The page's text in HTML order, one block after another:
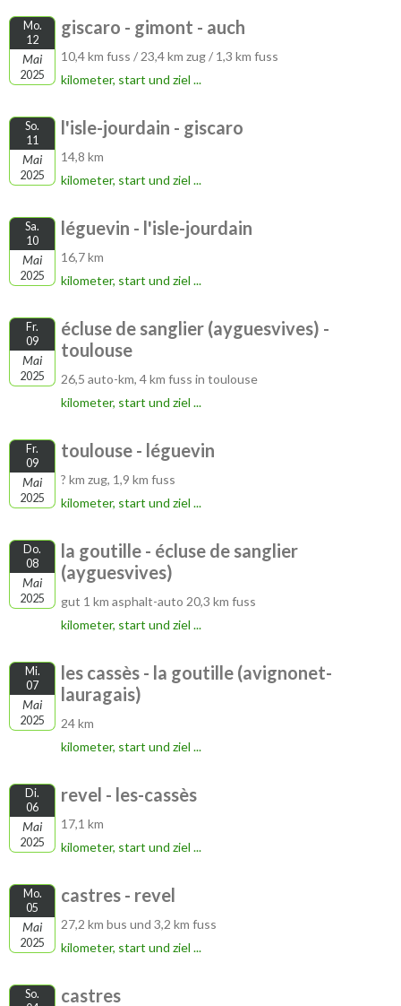
Mo.
12
Mai
2025
giscaro - gimont - auch
10,4 km fuss / 23,4 km zug / 1,3 km fuss
kilometer, start und ziel ...
So.
11
Mai
2025
l'isle-jourdain - giscaro
14,8 km
kilometer, start und ziel ...
Sa.
10
Mai
2025
léguevin - l'isle-jourdain
16,7 km
kilometer, start und ziel ...
Fr.
09
Mai
2025
écluse de sanglier (ayguesvives) -
toulouse
26,5 auto-km, 4 km fuss in toulouse
kilometer, start und ziel ...
Fr.
09
Mai
2025
toulouse - léguevin
? km zug, 1,9 km fuss
kilometer, start und ziel ...
Do.
08
Mai
2025
la goutille - écluse de sanglier
(ayguesvives)
gut 1 km asphalt-auto 20,3 km fuss
kilometer, start und ziel ...
Mi.
07
Mai
2025
les cassès - la goutille (avignonet-
lauragais)
24 km
kilometer, start und ziel ...
Di.
06
Mai
2025
revel - les-cassès
17,1 km
kilometer, start und ziel ...
Mo.
05
Mai
2025
castres - revel
27,2 km bus und 3,2 km fuss
kilometer, start und ziel ...
So.
castres